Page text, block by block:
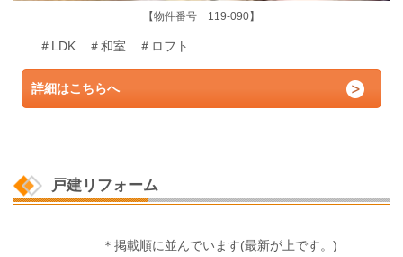
【物件番号 119-090】
＃LDK ＃和室 ＃ロフト
詳細はこちらへ
戸建リフォーム
＊掲載順に並んでいます(最新が上です。)